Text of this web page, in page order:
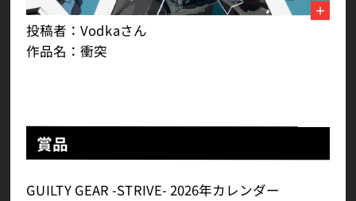
投稿者：Vodkaさん
作品名：衝突
賞品
GUILTY GEAR -STRIVE- 2026年カレンダー